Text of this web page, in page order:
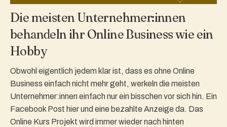
Die meisten Unternehmer:innen
behandeln ihr Online Business wie ein
Hobby
Obwohl eigentlich jedem klar ist, dass es ohne Online
Business einfach nicht mehr geht, werkeln die meisten
Unternehmer:innen einfach nur ein bisschen vor sich hin. Ein
Facebook Post hier und eine bezahlte Anzeige da. Das
Online Kurs Projekt wird immer wieder nach hinten